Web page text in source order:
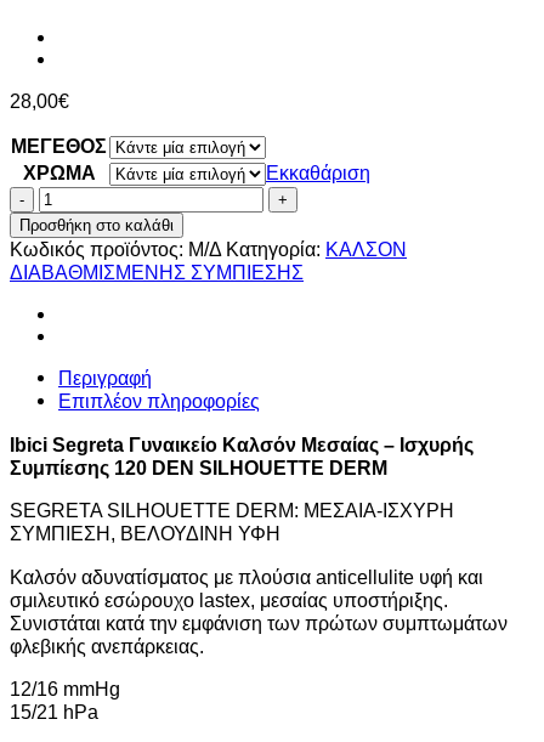
28,00€
ΜΕΓΕΘΟΣ
ΧΡΩΜΑ
Εκκαθάριση
Ibici
Segreta
Γυναικείο
Καλσόν
Μεσαίας
-
Ισχυρής
120
DEN
DERM
ποσότητα
Προσθήκη στο καλάθι
Κωδικός προϊόντος: Μ/Δ Κατηγορία: ΚΑΛΣΟΝ
ΔΙΑΒΑΘΜΙΣΜΕΝΗΣ ΣΥΜΠΙΕΣΗΣ
Περιγραφή
Επιπλέον πληροφορίες
Ibici Segreta Γυναικείο Καλσόν Μεσαίας – Ισχυρής
Συμπίεσης 120 DEN SILHOUETTE DERM
SEGRETA SILHOUETTE DERM: ΜΕΣΑΙΑ-ΙΣΧΥΡΗ
ΣΥΜΠΙΕΣΗ, ΒΕΛΟΥΔΙΝΗ ΥΦΗ
Καλσόν αδυνατίσματος με πλούσια anticellulite υφή και
σμιλευτικό εσώρουχο lastex, μεσαίας υποστήριξης.
Συνιστάται κατά την εμφάνιση των πρώτων συμπτωμάτων
φλεβικής ανεπάρκειας.
12/16 mmHg
15/21 hPa